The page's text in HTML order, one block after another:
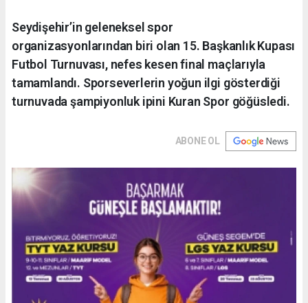
Seydişehir’in geleneksel spor
organizasyonlarından biri olan 15. Başkanlık Kupası
Futbol Turnuvası, nefes kesen final maçlarıyla
tamamlandı. Sporseverlerin yoğun ilgi gösterdiği
turnuvada şampiyonluk ipini Kuran Spor göğüsledi.
ABONE OL